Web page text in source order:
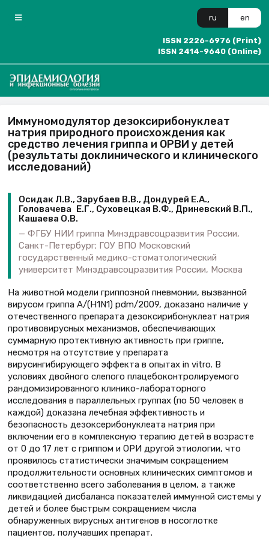
ru en
ISSN 2226-6976 (Print)
ISSN 2414-9640 (Online)
Иммуномодулятор дезоксирибонуклеат
натрия природного происхождения как
средство лечения гриппа и ОРВИ у детей
(результаты доклинического и клинического
исследований)
Осидак Л.В., Зарубаев В.В., Дондурей Е.А.,
Головачева Е.Г., Суховецкая В.Ф., Дриневский В.П.,
Кашаева О.В.
ФГБУ НИИ гриппа Минздравсоцразвития России,
Санкт-Петербург; ГОУ ВПО Московский
государственный медико-стоматологический
университет Минздравсоцразвития России, Москва
На животной модели гриппозной пневмонии, вызванной
вирусом гриппа A/(H1N1) pdm/2009, доказано наличие у
отечественного препарата дезоксирибонуклеат натрия
противовирусных механизмов, обеспечивающих
суммарную протективную активность при гриппе,
несмотря на отсутствие у препарата
вирусингибирующего эффекта в опытах in vitro. В
условиях двойного слепого плацебоконтролируемого
рандомизированного клинико-лабораторного
исследования в параллельных группах (по 50 человек в
каждой) доказана лечебная эффективность и
безопасность дезоксерибонуклеата натрия при
включении его в комплексную терапию детей в возрасте
от 0 до 17 лет с гриппом и ОРИ другой этиологии, что
проявилось статистически значимым сокращением
продолжительности основных клинических симптомов и
соответственно всего заболевания в целом, а также
ликвидацией дисбаланса показателей иммунной системы у
детей и более быстрым сокращением числа
обнаруженных вирусных антигенов в носоглотке
пациентов, получавших препарат.